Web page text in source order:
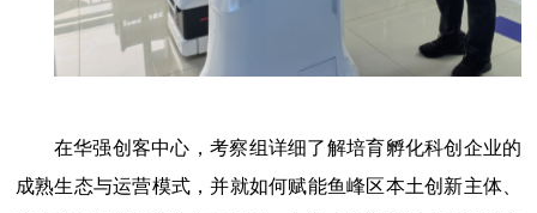
在华强创客中心 ，考察组详细了解培育孵化科创企业的
成熟生态与运营模式，并就如何赋能鱼峰区本土创新主体、